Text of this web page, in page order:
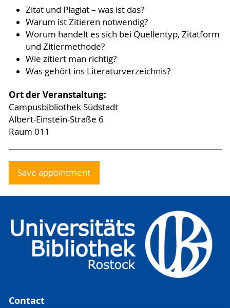
Zitat und Plagiat – was ist das?
Warum ist Zitieren notwendig?
Worum handelt es sich bei Quellentyp, Zitatform
und Zitiermethode?
Wie zitiert man richtig?
Was gehört ins Literaturverzeichnis?
Ort der Veranstaltung:
Campusbibliothek Südstadt
Albert-Einstein-Straße 6
Raum 011
Save appointment
Contact